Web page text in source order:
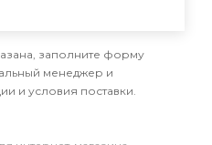
заполните форму
менеджер и
и условия поставки.